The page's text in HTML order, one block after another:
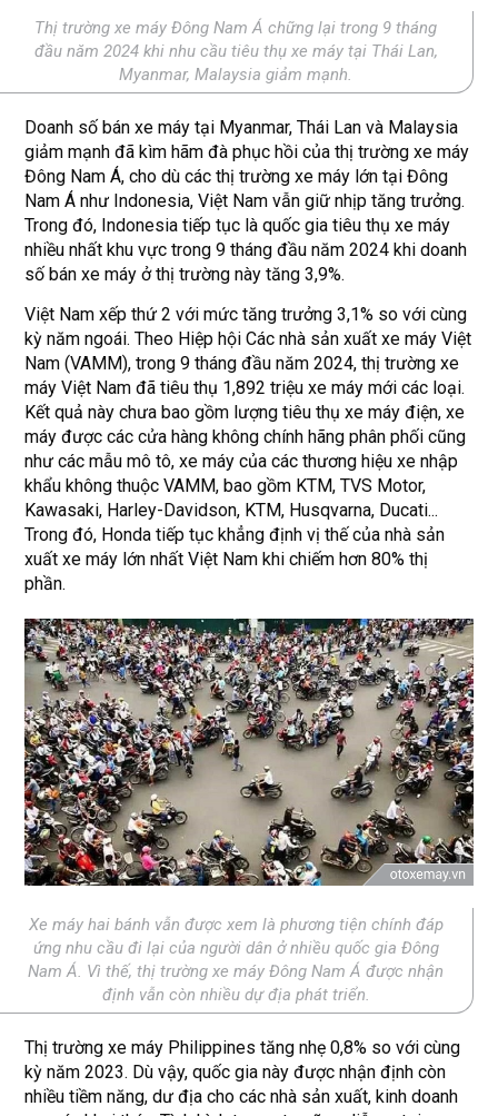
Thị trường xe máy Đông Nam Á chững lại trong 9 tháng
đầu năm 2024 khi nhu cầu tiêu thụ xe máy tại Thái Lan,
Myanmar, Malaysia giảm mạnh.
Doanh số bán xe máy tại Myanmar, Thái Lan và Malaysia
giảm mạnh đã kìm hãm đà phục hồi của thị trường xe máy
Đông Nam Á, cho dù các thị trường xe máy lớn tại Đông
Nam Á như Indonesia, Việt Nam vẫn giữ nhịp tăng trưởng.
Trong đó, Indonesia tiếp tục là quốc gia tiêu thụ xe máy
nhiều nhất khu vực trong 9 tháng đầu năm 2024 khi doanh
số bán xe máy ở thị trường này tăng 3,9%.
Việt Nam xếp thứ 2 với mức tăng trưởng 3,1% so với cùng
kỳ năm ngoái. Theo Hiệp hội Các nhà sản xuất xe máy Việt
Nam (VAMM), trong 9 tháng đầu năm 2024, thị trường xe
máy Việt Nam đã tiêu thụ 1,892 triệu xe máy mới các loại.
Kết quả này chưa bao gồm lượng tiêu thụ xe máy điện, xe
máy được các cửa hàng không chính hãng phân phối cũng
như các mẫu mô tô, xe máy của các thương hiệu xe nhập
khẩu không thuộc VAMM, bao gồm KTM, TVS Motor,
Kawasaki, Harley-Davidson, KTM, Husqvarna, Ducati...
Trong đó, Honda tiếp tục khẳng định vị thế của nhà sản
xuất xe máy lớn nhất Việt Nam khi chiếm hơn 80% thị
phần.
Xe máy hai bánh vẫn được xem là phương tiện chính đáp
ứng nhu cầu đi lại của người dân ở nhiều quốc gia Đông
Nam Á. Vì thế, thị trường xe máy Đông Nam Á được nhận
định vẫn còn nhiều dự địa phát triển.
Thị trường xe máy Philippines tăng nhẹ 0,8% so với cùng
kỳ năm 2023. Dù vậy, quốc gia này được nhận định còn
nhiều tiềm năng, dư địa cho các nhà sản xuất, kinh doanh